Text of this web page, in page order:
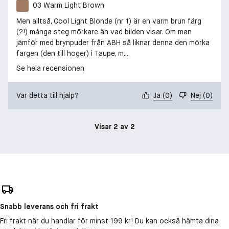
03 Warm Light Brown
Men alltså, Cool Light Blonde (nr 1) är en varm brun färg
(?!) många steg mörkare än vad bilden visar. Om man
jämför med brynpuder från ABH så liknar denna den mörka
färgen (den till höger) i Taupe, m...
Se hela recensionen
Var detta till hjälp? Ja (0) Nej (0)
Visar 2 av 2
Snabb leverans och fri frakt
Fri frakt när du handlar för minst 199 kr! Du kan också hämta dina